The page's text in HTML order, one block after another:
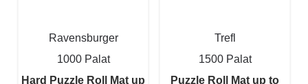
Ravensburger
1000 Palat
Hard Puzzle Roll Mat up
Trefl
1500 Palat
Puzzle Roll Mat up to